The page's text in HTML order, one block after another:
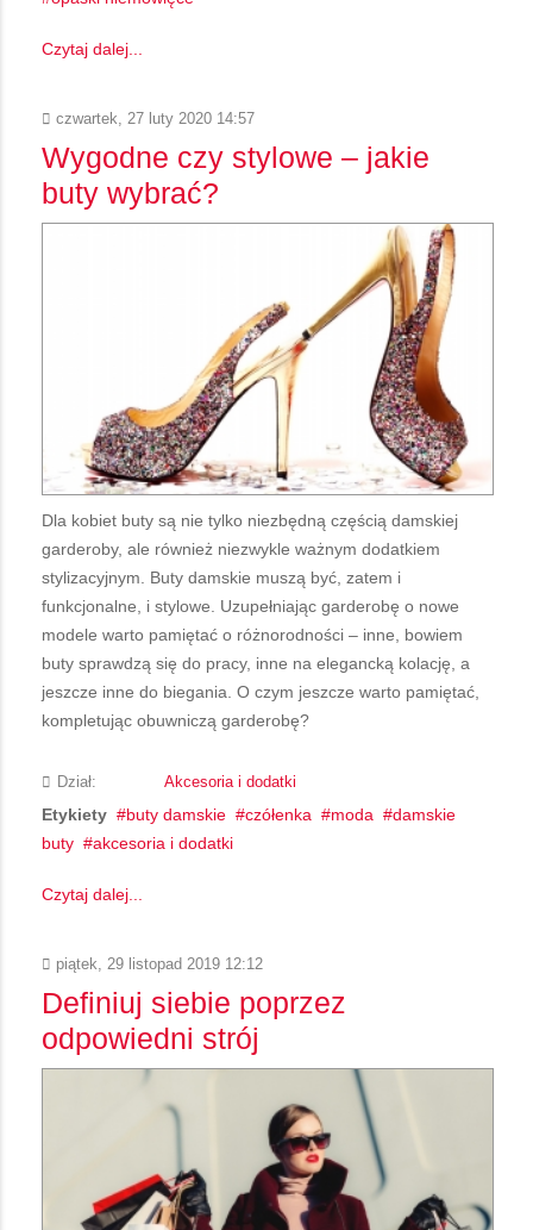
Czytaj dalej...
czwartek, 27 luty 2020 14:57
Wygodne czy stylowe – jakie
buty wybrać?
Dla kobiet buty są nie tylko niezbędną częścią damskiej
garderoby, ale również niezwykle ważnym dodatkiem
stylizacyjnym. Buty damskie muszą być, zatem i
funkcjonalne, i stylowe. Uzupełniając garderobę o nowe
modele warto pamiętać o różnorodności – inne, bowiem
buty sprawdzą się do pracy, inne na elegancką kolację, a
jeszcze inne do biegania. O czym jeszcze warto pamiętać,
kompletując obuwniczą garderobę?
Dział: Akcesoria i dodatki
Etykiety buty damskie czółenka moda
damskie
buty
akcesoria i dodatki
Czytaj dalej...
piątek, 29 listopad 2019 12:12
Definiuj siebie poprzez
odpowiedni strój